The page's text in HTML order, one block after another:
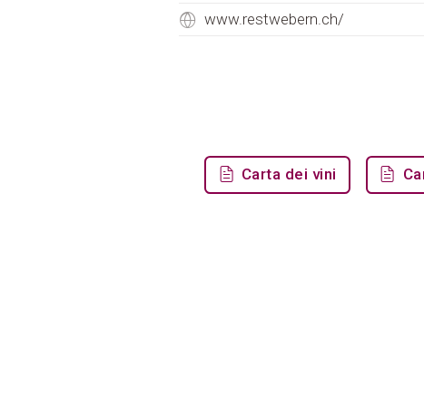
www.restwebern.ch/
Carta dei vini